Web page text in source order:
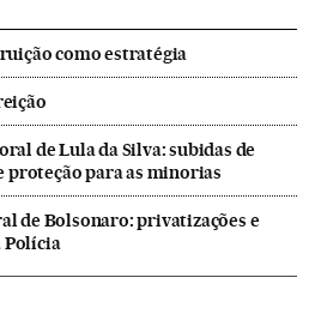
como estratégia
de Lula da Silva: subidas de
proteção para as minorias
de Bolsonaro: privatizações e
Polícia